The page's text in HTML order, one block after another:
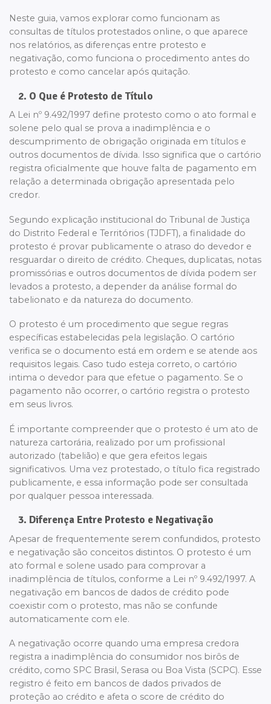
Neste guia, vamos explorar como funcionam as
consultas de títulos protestados online, o que aparece
nos relatórios, as diferenças entre protesto e
negativação, como funciona o procedimento antes do
protesto e como cancelar após quitação.
2. O Que é Protesto de Título
A Lei nº 9.492/1997 define protesto como o ato formal e
solene pelo qual se prova a inadimplência e o
descumprimento de obrigação originada em títulos e
outros documentos de dívida. Isso significa que o cartório
registra oficialmente que houve falta de pagamento em
relação a determinada obrigação apresentada pelo
credor.
Segundo explicação institucional do Tribunal de Justiça
do Distrito Federal e Territórios (TJDFT), a finalidade do
protesto é provar publicamente o atraso do devedor e
resguardar o direito de crédito. Cheques, duplicatas, notas
promissórias e outros documentos de dívida podem ser
levados a protesto, a depender da análise formal do
tabelionato e da natureza do documento.
O protesto é um procedimento que segue regras
específicas estabelecidas pela legislação. O cartório
verifica se o documento está em ordem e se atende aos
requisitos legais. Caso tudo esteja correto, o cartório
intima o devedor para que efetue o pagamento. Se o
pagamento não ocorrer, o cartório registra o protesto
em seus livros.
É importante compreender que o protesto é um ato de
natureza cartorária, realizado por um profissional
autorizado (tabelião) e que gera efeitos legais
significativos. Uma vez protestado, o título fica registrado
publicamente, e essa informação pode ser consultada
por qualquer pessoa interessada.
3. Diferença Entre Protesto e Negativação
Apesar de frequentemente serem confundidos, protesto
e negativação são conceitos distintos. O protesto é um
ato formal e solene usado para comprovar a
inadimplência de títulos, conforme a Lei nº 9.492/1997. A
negativação em bancos de dados de crédito pode
coexistir com o protesto, mas não se confunde
automaticamente com ele.
A negativação ocorre quando uma empresa credora
registra a inadimplência do consumidor nos birôs de
crédito, como SPC Brasil, Serasa ou Boa Vista (SCPC). Esse
registro é feito em bancos de dados privados de
proteção ao crédito e afeta o score de crédito do